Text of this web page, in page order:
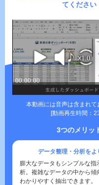
てください
本動画には音声は含まれて
[動画再生時間：
3つのメリッ
データ整理・分析をよ
膨大なデータもシンプルな指
析。複雑なデータの中から傾
わかりやすく抽出できます。